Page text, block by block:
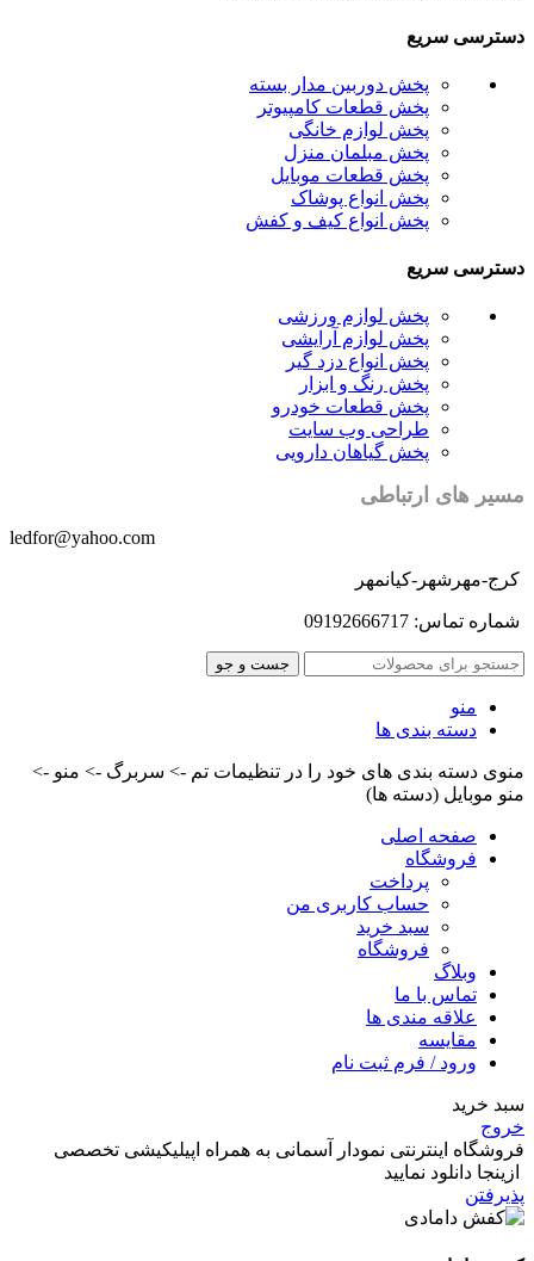
دسترسی سریع
پخش دوربین مدار بسته
پخش قطعات کامپیوتر
پخش لوازم خانگی
پخش مبلمان منزل
پخش قطعات موبایل
پخش انواع پوشاک
پخش انواع کیف و کفش
دسترسی سریع
پخش لوازم ورزشی
پخش لوازم آرایشی
پخش انواع دزد گیر
پخش رنگ و ابزار
پخش قطعات خودرو
طراحی وب سایت
پخش گیاهان دارویی
مسیر های ارتباطی
کرج-مهرشهر-کیانمهر
شماره تماس: 09192666717
جست و جو
منو
دسته بندی ها
منوی دسته بندی های خود را در تنظیمات تم -> سربرگ -> منو ->
منو موبایل (دسته ها)
صفحه اصلی
فروشگاه
پرداخت
حساب کاربری من
سبد خرید
فروشگاه
وبلاگ
تماس با ما
علاقه مندی ها
مقایسه
ورود / فرم ثبت نام
سبد خرید
خروج
فروشگاه اینترنتی نمودار آسمانی به همراه اپیلیکیشی تخصصی
ازینجا دانلود نمایید
پذیرفتن